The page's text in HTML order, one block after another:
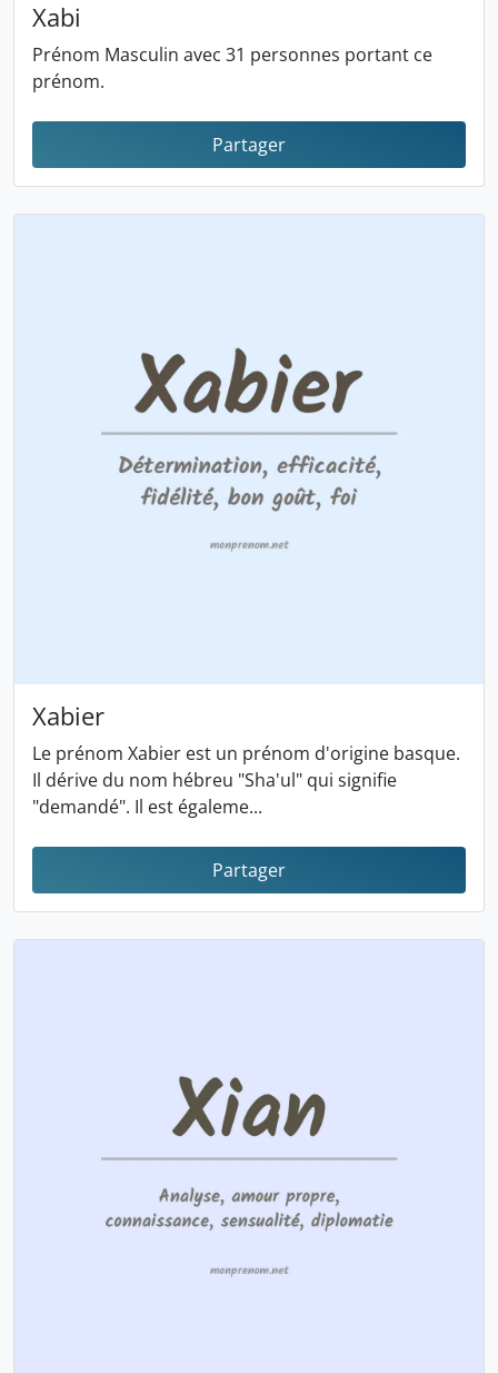
Xabi
Prénom Masculin avec 31 personnes portant ce
prénom.
Partager
Xabier
Le prénom Xabier est un prénom d'origine basque.
Il dérive du nom hébreu "Sha'ul" qui signifie
"demandé". Il est égaleme...
Partager